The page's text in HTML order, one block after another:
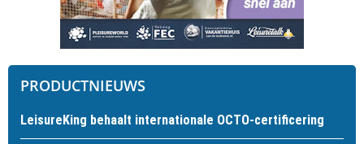
PRODUCTNIEUWS
LeisureKing behaalt internationale OCTO-certificering